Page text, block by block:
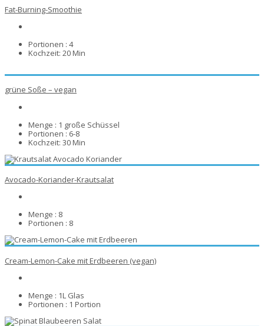
Fat-Burning-Smoothie
Portionen : 4
Kochzeit: 20 Min
grüne Soße – vegan
Menge : 1 große Schüssel
Portionen : 6-8
Kochzeit: 30 Min
Avocado-Koriander-Krautsalat
Menge : 8
Portionen : 8
Cream-Lemon-Cake mit Erdbeeren (vegan)
Menge : 1L Glas
Portionen : 1 Portion